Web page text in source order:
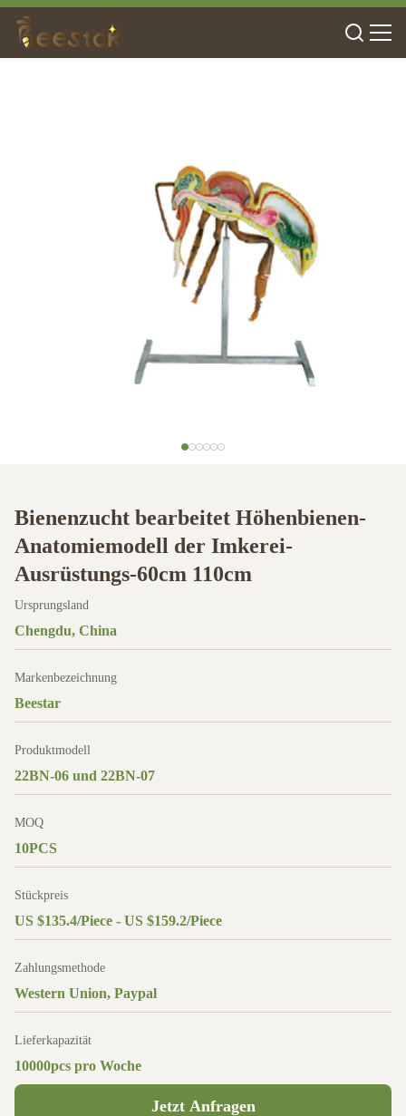
Bienenzucht bearbeitet Höhenbienen-
Anatomiemodell der Imkerei-
Ausrüstungs-60cm 110cm
Ursprungsland
Chengdu, China
Markenbezeichnung
Beestar
Produktmodell
22BN-06 und 22BN-07
MOQ
10PCS
Stückpreis
US $135.4/Piece - US $159.2/Piece
Zahlungsmethode
Western Union, Paypal
Lieferkapazität
10000pcs pro Woche
Jetzt Anfragen